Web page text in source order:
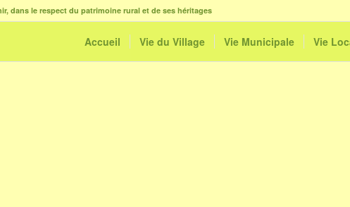
dans le respect du patrimoine rural et de ses héritages
Accueil Vie du Village Vie Municipale Vie